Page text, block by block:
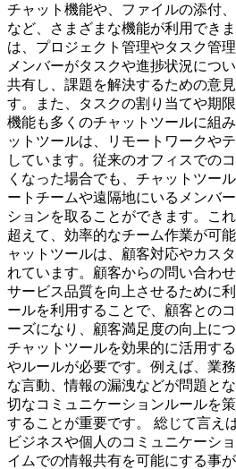
チャット機能や、ファイルの添付
など、さまざまな機能が利用でき
は、プロジェクト管理やタスク管
メンバーがタスクや進捗状況につ
共有し、課題を解決するための意
す。また、タスクの割り当てや期
機能も多くのチャットツールに組
ットツールは、リモートワークや
しています。従来のオフィスでの
くなった場合でも、チャットツー
ートチームや遠隔地にいるメンバ
ションを取ることができます。こ
超えて、効率的なチーム作業が可
ャットツールは、顧客対応やカス
れています。顧客からの問い合わ
サービス品質を向上させるために
ールを利用することで、顧客との
ーズになり、顧客満足度の向上に
チャットツールを効果的に活用す
やルールが必要です。例えば、業
な言動、情報の漏洩などが問題と
切なコミュニケーションルールを
することが重要です。 総じて言え
ビジネスや個人のコミュニケーシ
イムでの情報共有を可能にする事が